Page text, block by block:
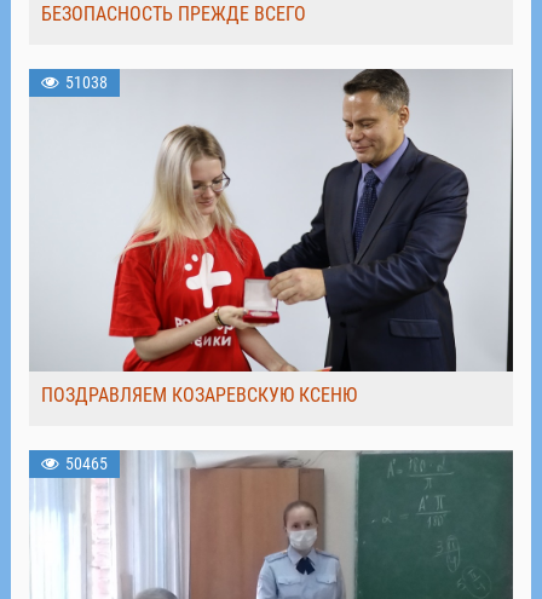
БЕЗОПАСНОСТЬ ПРЕЖДЕ ВСЕГО
51038
ПОЗДРАВЛЯЕМ КОЗАРЕВСКУЮ КСЕНЮ
50465